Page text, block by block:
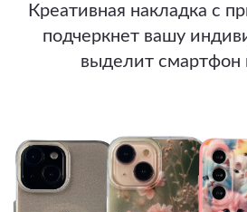
Креативная накладка с
подчеркнет вашу
выделит смартфон